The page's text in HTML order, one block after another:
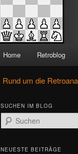
Zum
primären
Inhalt
springen
Zum
sekundären
Inhalt
springen
Home Retroblog
Rund um die
SUCHEN IM BLOG
u
h
NEUESTE BEITRÄGE